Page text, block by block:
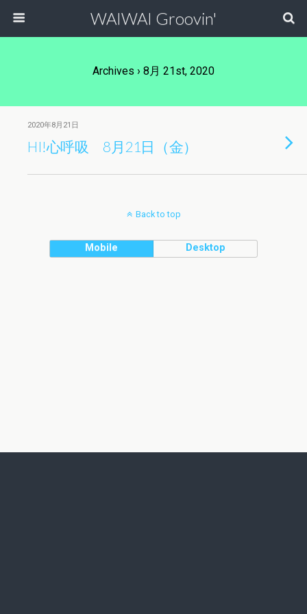
WAIWAI Groovin'
Archives › 8月 21st, 2020
2020年8月21日
HI!心呼吸 8月21日（金）
Back to top
Mobile Desktop